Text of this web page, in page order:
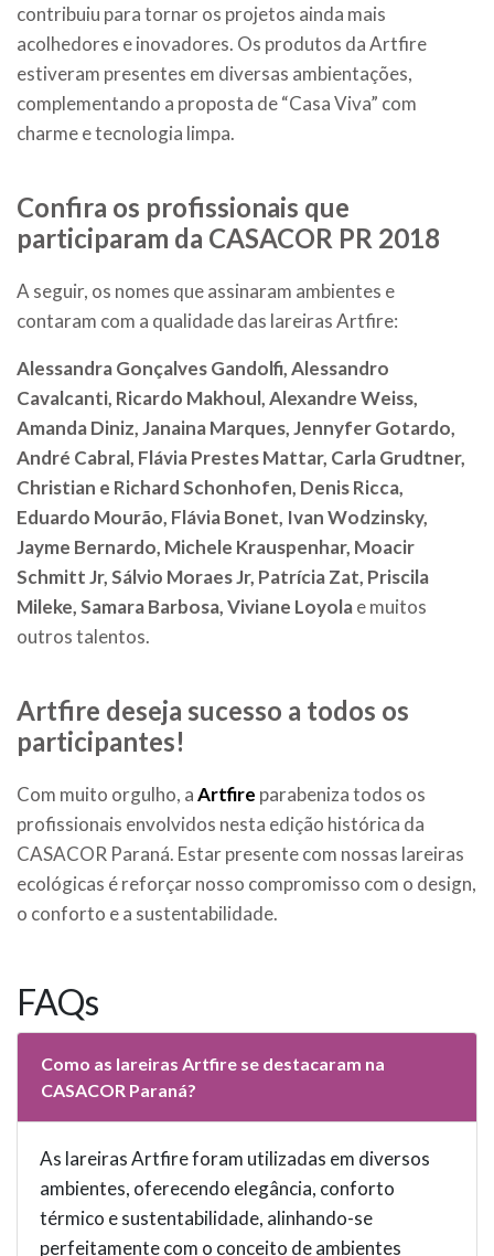
contribuiu para tornar os projetos ainda mais
acolhedores e inovadores. Os produtos da Artfire
estiveram presentes em diversas ambientações,
complementando a proposta de “Casa Viva” com
charme e tecnologia limpa.
Confira os profissionais que
participaram da CASACOR PR 2018
A seguir, os nomes que assinaram ambientes e
contaram com a qualidade das lareiras Artfire:
Alessandra Gonçalves Gandolfi, Alessandro
Cavalcanti, Ricardo Makhoul, Alexandre Weiss,
Amanda Diniz, Janaina Marques, Jennyfer Gotardo,
André Cabral, Flávia Prestes Mattar, Carla Grudtner,
Christian e Richard Schonhofen, Denis Ricca,
Eduardo Mourão, Flávia Bonet, Ivan Wodzinsky,
Jayme Bernardo, Michele Krauspenhar, Moacir
Schmitt Jr, Sálvio Moraes Jr, Patrícia Zat, Priscila
Mileke, Samara Barbosa, Viviane Loyolae muitos
outros talentos.
Artfire deseja sucesso a todos os
participantes!
Com muito orgulho, aArtfire parabeniza todos os
profissionais envolvidos nesta edição histórica da
CASACOR Paraná. Estar presente com nossas lareiras
ecológicas é reforçar nosso compromisso com o design,
o conforto e a sustentabilidade.
FAQs
Como as lareiras Artfire se destacaram na
CASACOR Paraná?
As lareiras Artfire foram utilizadas em diversos
ambientes, oferecendo elegância, conforto
térmico e sustentabilidade, alinhando-se
perfeitamente com o conceito de ambientes